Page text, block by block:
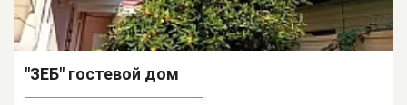
"ЗЕБ" гостевой дом